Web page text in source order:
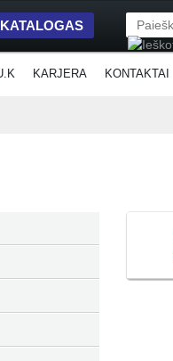
KARJERA KONTAKTAI